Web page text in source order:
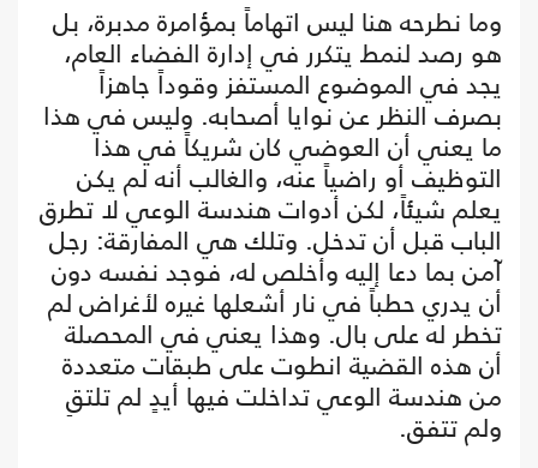
وما نطرحه هنا ليس اتهاماً بمؤامرة مدبرة، بل
هو رصد لنمط يتكرر في إدارة الفضاء العام،
يجد في الموضوع المستفز وقوداً جاهزاً
بصرف النظر عن نوايا أصحابه. وليس في هذا
ما يعني أن العوضي كان شريكاً في هذا
التوظيف أو راضياً عنه، والغالب أنه لم يكن
يعلم شيئاً، لكن أدوات هندسة الوعي لا تطرق
الباب قبل أن تدخل. وتلك هي المفارقة: رجل
آمن بما دعا إليه وأخلص له، فوجد نفسه دون
أن يدري حطباً في نار أشعلها غيره لأغراض لم
تخطر له على بال. وهذا يعني في المحصلة
أن هذه القضية انطوت على طبقات متعددة
من هندسة الوعي تداخلت فيها أيدٍ لم تلتقِ
ولم تتفق.